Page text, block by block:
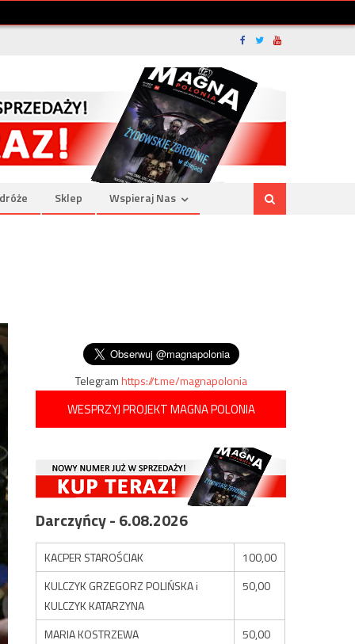
Sklep Wspieraj Nas
Telegramhttps://t.me/magnapolonia
WESPRZYJ PROJEKT MAGNA POLONIA
Darczyńcy - 6.08.2026
KACPER STAROŚCIAK
100,00
KULCZYK GRZEGORZ POLIŃSKA i
KULCZYK KATARZYNA
50,00
MARIA KOSTRZEWA
50,00